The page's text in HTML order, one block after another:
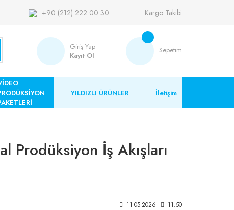
+90 (212) 222 00 30 Kargo Takibi
Giriş Yap
Kayıt Ol
Sepetim
YILDIZLI ÜRÜNLER İletişim
Prodüksiyon İş Akışları
11-05-2026 11:50